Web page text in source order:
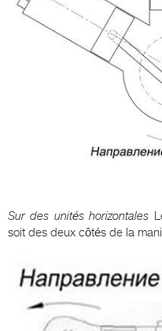
Sur des unités horizontales
soit des deux côtés de la